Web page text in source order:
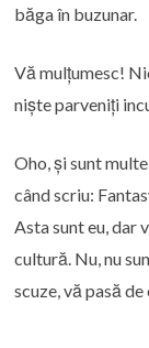
băga în buzunar.
Vă mulțumesc!
niște parveniți
Oho, și sunt
când scriu:
Asta sunt eu, dar
cultură. Nu, nu
scuze, vă pasă